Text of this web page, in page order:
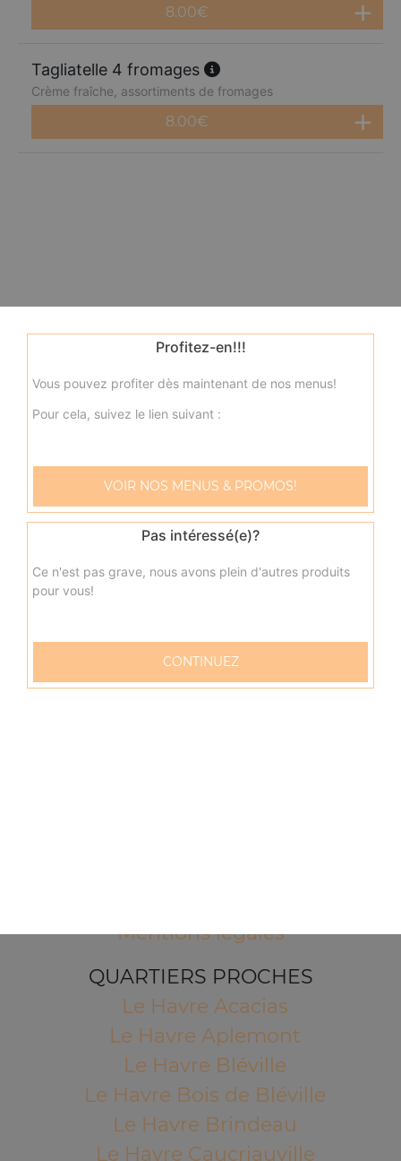
8.00€
Tagliatelle 4 fromages
Crème fraîche, assortiments de fromages
8.00€
Mentions légales
QUARTIERS PROCHES
Le Havre Acacias
Le Havre Aplemont
Le Havre Bléville
Le Havre Bois de Bléville
Le Havre Brindeau
Le Havre Caucriauville
Profitez-en!!!
Vous pouvez profiter dès maintenant de nos menus!
Pour cela, suivez le lien suivant :
VOIR NOS MENUS & PROMOS!
Pas intéressé(e)?
Ce n'est pas grave, nous avons plein d'autres produits
pour vous!
CONTINUEZ